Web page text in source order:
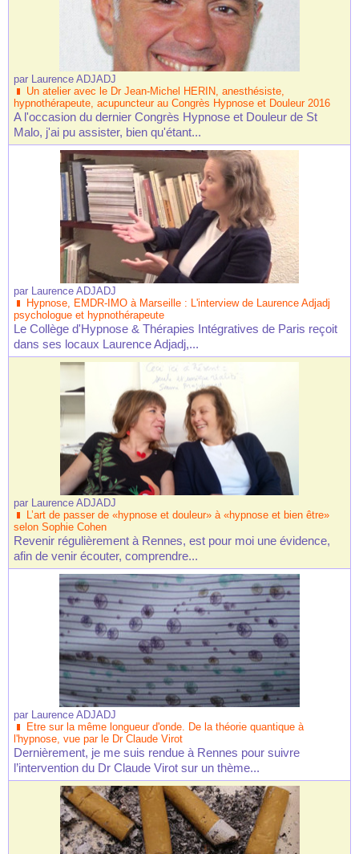
par Laurence ADJADJ
Un atelier avec le Dr Jean-Michel HERIN, anesthésiste,
hypnothérapeute, acupuncteur au Congrès Hypnose et Douleur 2016
A l'occasion du dernier Congrès Hypnose et Douleur de St
Malo, j'ai pu assister, bien qu'étant...
par Laurence ADJADJ
Hypnose, EMDR-IMO à Marseille : L'interview de Laurence Adjadj
psychologue et hypnothérapeute
Le Collège d'Hypnose & Thérapies Intégratives de Paris reçoit
dans ses locaux Laurence Adjadj,...
par Laurence ADJADJ
L’art de passer de «hypnose et douleur» à «hypnose et bien être»
selon Sophie Cohen
Revenir régulièrement à Rennes, est pour moi une évidence,
afin de venir écouter, comprendre...
par Laurence ADJADJ
Etre sur la même longueur d'onde. De la théorie quantique à
l'hypnose, vue par le Dr Claude Virot
Dernièrement, je me suis rendue à Rennes pour suivre
l’intervention du Dr Claude Virot sur un thème...